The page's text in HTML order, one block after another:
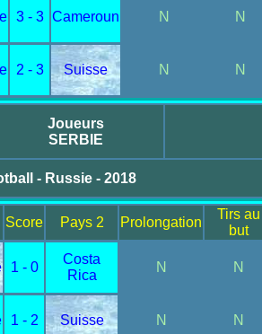
3 - 3 Cameroun N N
2 - 3 Suisse N N
Joueurs
SERBIE
- Russie - 2018
Score Pays 2 Prolongation
Tirs au
but
1 - 0
Costa
Rica
N N
1 - 2 Suisse N N